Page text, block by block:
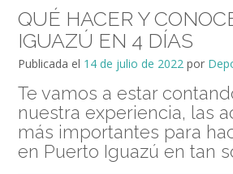
QUÉ HACER Y
IGUAZÚ EN 4 DÍAS
Publicada el 14 de julio de 2022 por
Te vamos a estar
nuestra experiencia, las
más importantes para
en Puerto Iguazú en tan